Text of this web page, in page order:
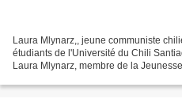
Laura Mlynarz,, jeune communiste
étudiants de l'Université du Chili
Laura Mlynarz, membre de la